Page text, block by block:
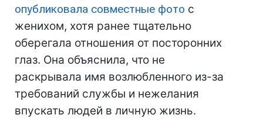
опубликовала совместные фото с
женихом, хотя ранее тщательно
оберегала отношения от посторонних
глаз. Она объяснила, что не
раскрывала имя возлюбленного из-за
требований службы и нежелания
впускать людей в личную жизнь.